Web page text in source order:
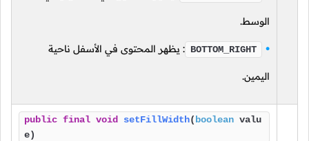
الوسط.
BOTTOM_RIGHT : يظهر المحتوى في الأسفل ناحية
اليمين.
public final void setFillWidth( boolean valu
e)